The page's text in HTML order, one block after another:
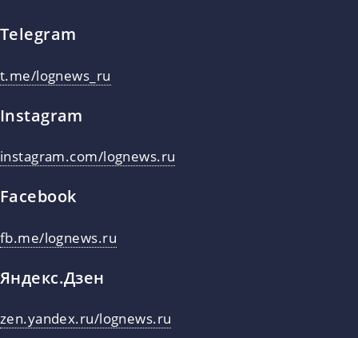
Telegram
t.me/lognews_ru
Instagram
instagram.com/lognews.ru
Facebook
fb.me/lognews.ru
Яндекс.Дзен
zen.yandex.ru/lognews.ru